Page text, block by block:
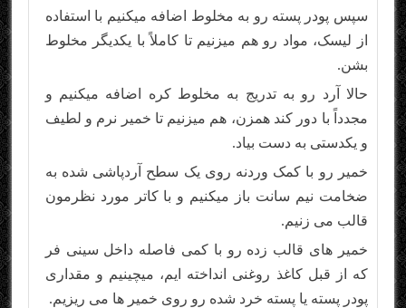
سپس پودر پسته رو به مخلوط اضافه میکنیم با استفاده
از لیسک، مواد رو هم میزنیم تا کاملاً با یکدیگر مخلوط
بشن.
حالا آرد رو به تدریج به مخلوط کره اضافه میکنیم و
مجدداً با دور کند همزن، هم میزنیم تا خمیر نرم و لطیف
و یکدستی به دست بیاد.
خمیر رو با کمک وردنه روی یک سطح آردپاشی شده به
ضخامت نیم سانت باز میکنیم و با کاتر مورد نظرمون
قالب می زنیم.
خمیر های قالب زده رو با کمی فاصله داخل سینی فر
که از قبل کاغذ روغنی انداخته ایم، میچینیم و مقداری
پودر پسته یا پسته خرد شده رو روی خمیر ها می ریزیم.